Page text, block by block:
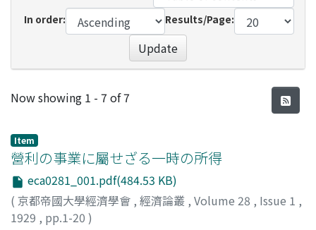
In order:
Results/Page:
Update
Recent Submissions
Now showing 1 - 7 of 7
Item
營利の事業に屬せざる一時の所得
eca0281_001.pdf(484.53 KB)
( 京都帝國大學經濟學會 , 經濟論叢 , Volume 28 , Issue 1 ,
1929 , pp.1-20 )